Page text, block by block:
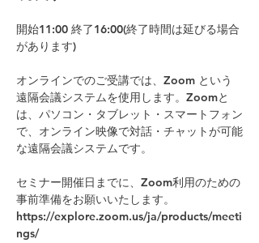
開始11:00 終了16:00(終了時間は延びる場合
があります)
オンラインでのご受講では、Zoom という
遠隔会議システムを使用します。Zoomと
は、パソコン・タブレット・スマートフォン
で、オンライン映像で対話・チャットが可能
な遠隔会議システムです。
セミナー開催日までに、Zoom利用のための
事前準備をお願いいたします。
https://explore.zoom.us/ja/products/meeti
ngs/